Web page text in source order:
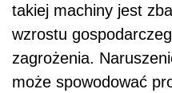
takiej machiny jest
wzrostu
zagrożenia.
może spowodować